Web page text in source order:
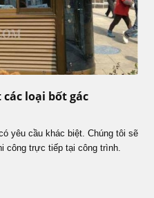
loại bốt gác
yêu cầu khác biệt. Chúng tôi sẽ
công trực tiếp tại công trình.